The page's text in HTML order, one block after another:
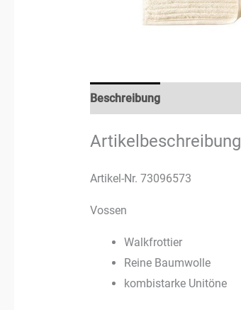
Beschreibung
Artikelbeschreibung
Artikel-Nr. 73096573
Vossen
Walkfrottier
Reine Baumwolle
kombistarke Unitöne